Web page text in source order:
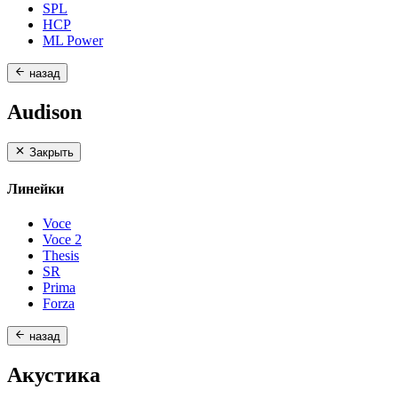
SPL
HCP
ML Power
назад
Audison
Закрыть
Линейки
Voce
Voce 2
Thesis
SR
Prima
Forza
назад
Акустика